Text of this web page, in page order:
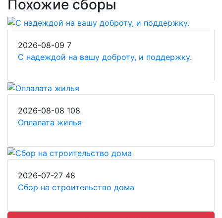
Похожие сборы
2026-08-09 7
С надеждой на вашу доброту, и поддержку.
2026-08-08 108
Оплалата жилья
2026-07-27 48
Сбор на строительство дома